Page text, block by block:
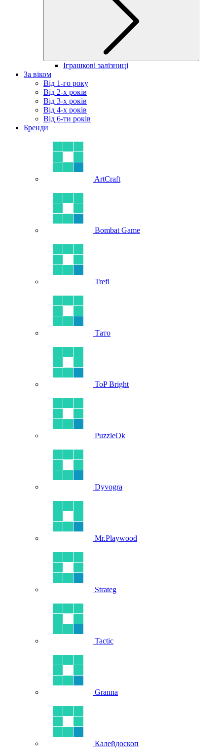
Іграшкові залізниці
За віком
Від 1-го року
Від 2-х років
Від 3-х років
Від 4-х років
Від 6-ти років
Бренди
ArtCraft
Bombat Game
Trefl
Тато
ToP Bright
PuzzleOk
Dyvogra
Mr.Playwood
Strateg
Tactic
Granna
Калейдоскоп